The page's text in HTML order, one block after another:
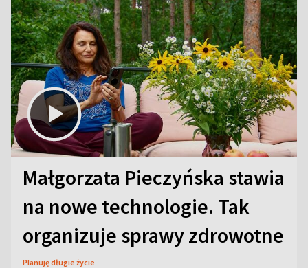
Małgorzata Pieczyńska stawia
na nowe technologie. Tak
organizuje sprawy zdrowotne
Planuję długie życie